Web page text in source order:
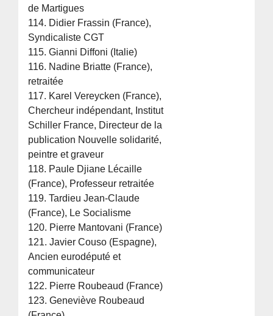
de Martigues
114. Didier Frassin (France),
Syndicaliste CGT
115. Gianni Diffoni (Italie)
116. Nadine Briatte (France),
retraitée
117. Karel Vereycken (France),
Chercheur indépendant, Institut
Schiller France, Directeur de la
publication Nouvelle solidarité,
peintre et graveur
118. Paule Djiane Lécaille
(France), Professeur retraitée
119. Tardieu Jean-Claude
(France), Le Socialisme
120. Pierre Mantovani (France)
121. Javier Couso (Espagne),
Ancien eurodéputé et
communicateur
122. Pierre Roubeaud (France)
123. Geneviève Roubeaud